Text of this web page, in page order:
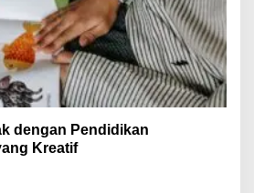
dengan Pendidikan
Kreatif